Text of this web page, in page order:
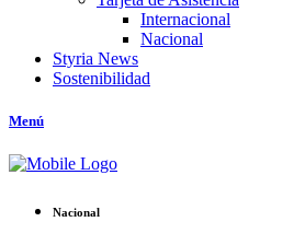
Internacional
Nacional
Styria News
Sostenibilidad
Menú
Nacional